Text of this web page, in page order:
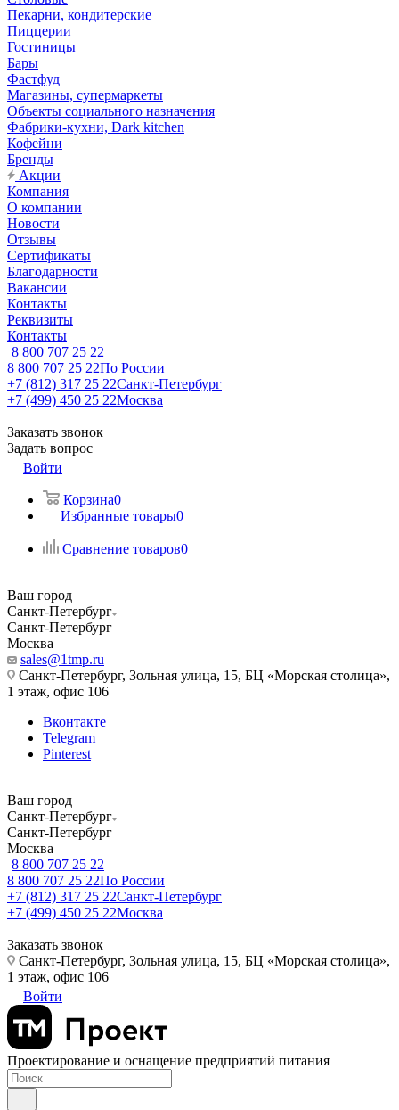
Пекарни, кондитерские
Пиццерии
Гостиницы
Бары
Фастфуд
Магазины, супермаркеты
Объекты социального назначения
Фабрики-кухни, Dark kitchen
Кофейни
Бренды
Акции
Компания
О компании
Новости
Отзывы
Сертификаты
Благодарности
Вакансии
Контакты
Реквизиты
Контакты
8 800 707 25 22
8 800 707 25 22По России
+7 (812) 317 25 22Санкт-Петербург
+7 (499) 450 25 22Москва
Заказать звонок
Задать вопрос
Войти
Корзина0
Избранные товары0
Сравнение товаров0
Ваш город
Санкт-Петербург
Санкт-Петербург
Москва
sales@1tmp.ru
Санкт-Петербург, Зольная улица, 15, БЦ «Морская столица»,
1 этаж, офис 106
Вконтакте
Telegram
Pinterest
Ваш город
Санкт-Петербург
Санкт-Петербург
Москва
8 800 707 25 22
8 800 707 25 22По России
+7 (812) 317 25 22Санкт-Петербург
+7 (499) 450 25 22Москва
Заказать звонок
Санкт-Петербург, Зольная улица, 15, БЦ «Морская столица»,
1 этаж, офис 106
Войти
Проектирование и оснащение предприятий питания